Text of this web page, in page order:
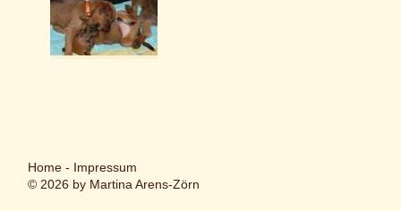
Home- Impressum
© 2026 by Martina Arens-Zörn